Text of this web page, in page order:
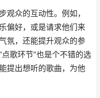
观众的互动性。例如，
偏好，或是请求他们来
氛，还能提升观众的参
歌环节”也是个不错的选
提出想听的歌曲，为他